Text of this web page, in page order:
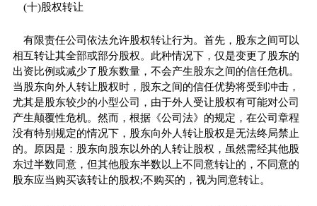
(十)股权转让
有限责任公司依法允许股权转让行为。首先，股东之间可以
相互转让其全部或部分股权。此种情况下，仅是变更了股东的
出资比例或减少了股东数量，不会产生股东之间的信任危机。
当股东向外人转让股权时，股东之间的信任优势将受到冲击，
尤其是股东较少的小型公司，由于外人受让股权有可能对公司
产生颠覆性危机。然而，根据《公司法》的规定，在公司章程
没有特别规定的情况下，股东向外人转让股权是无法终局禁止
的。原因是：股东向股东以外的人转让股权，虽然需经其他股
东过半数同意，但其他股东半数以上不同意转让的，不同意的
股东应当购买该转让的股权;不购买的，视为同意转让。